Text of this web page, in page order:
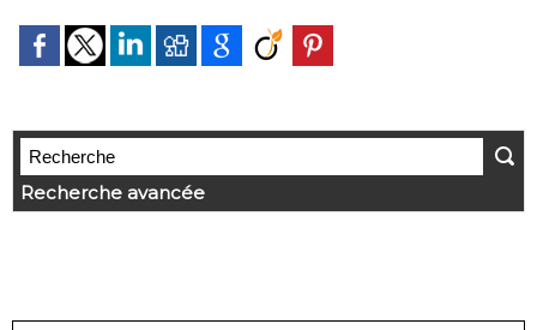
Recherche avancée